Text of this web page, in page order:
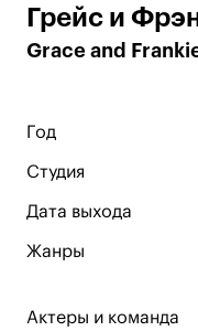
Грейс и
Grace and
Год
Студия
Дата выхода
Жанры
Актеры и команда